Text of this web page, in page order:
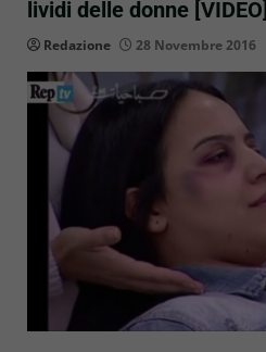
lividi delle donne [VIDEO]
Redazione 28 Novembre 2016